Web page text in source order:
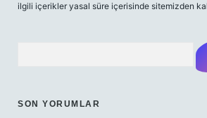
ilgili içerikler yasal süre içerisinde sitemizden
SON YORUMLAR